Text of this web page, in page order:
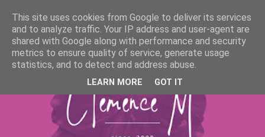
This site uses cookies from Google to deliver its services
and to analyze traffic. Your IP address and user-agent are
shared with Google along with performance and security
metrics to ensure quality of service, generate usage
statistics, and to detect and address abuse.
LEARN MORE GOT IT